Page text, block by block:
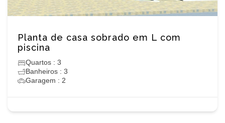
Planta de casa sobrado em L com
piscina
Quartos : 3
Banheiros : 3
Garagem : 2